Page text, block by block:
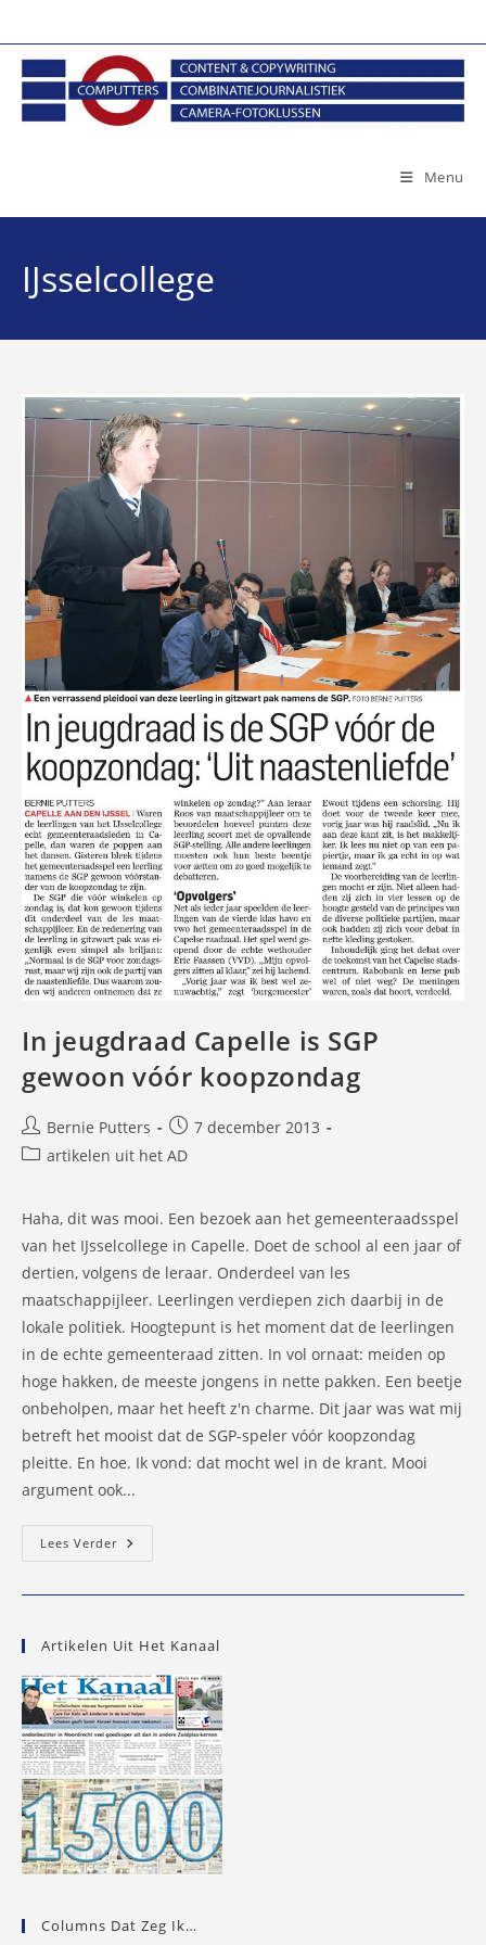
naar
inhoud
Menu
IJsselcollege
In jeugdraad Capelle is SGP
gewoon vóór koopzondag
Bericht
auteur:
Bernie Putters
Bericht
gepubliceerd
7 december 2013
Berichtcategorie:
artikelen uit het AD
Haha, dit was mooi. Een bezoek aan het gemeenteraadsspel
van het IJsselcollege in Capelle. Doet de school al een jaar of
dertien, volgens de leraar. Onderdeel van les
maatschappijleer. Leerlingen verdiepen zich daarbij in de
lokale politiek. Hoogtepunt is het moment dat de leerlingen
in de echte gemeenteraad zitten. In vol ornaat: meiden op
hoge hakken, de meeste jongens in nette pakken. Een beetje
onbeholpen, maar het heeft z'n charme. Dit jaar was wat mij
betreft het mooist dat de SGP-speler vóór koopzondag
pleitte. En hoe. Ik vond: dat mocht wel in de krant. Mooi
argument ook...
Lees VerderIn
Koopzondag
Artikelen Uit Het Kanaal
Columns Dat Zeg Ik…